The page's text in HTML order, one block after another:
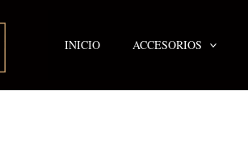
INICIO
ACCESORIOS